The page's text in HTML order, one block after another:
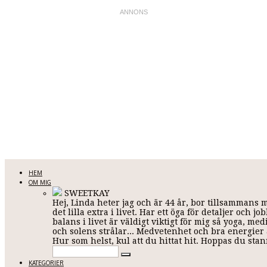
HEM
OM MIG
SWEETKAY
Hej, Linda heter jag och är 44 år, bor tillsammans
det lilla extra i livet. Har ett öga för detaljer och
balans i livet är väldigt viktigt för mig så yoga,
och solens strålar... Medvetenhet och bra
Hur som helst, kul att du hittat hit. Hoppas du
KATEGORIER
LINDA KARLSSON
Allt mellan himmel och jord